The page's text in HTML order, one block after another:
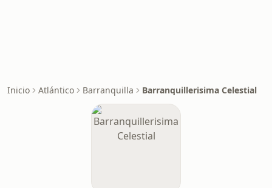
Inicio Atlántico Barranquilla Barranquillerisima Celestial